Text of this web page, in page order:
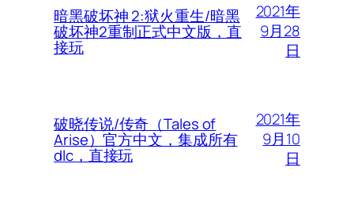
暗黑破坏神 2:狱火重生/暗黑
破坏神2重制正式中文版，直
接玩
2021年
9月28
日
破晓传说/传奇（Tales of
Arise）官方中文，集成所有
dlc，直接玩
2021年
9月10
日